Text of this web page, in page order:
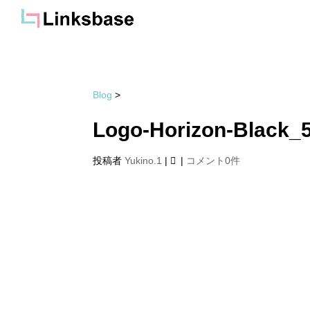
Blog >
Logo-Horizon-
投稿者Yukino.1 | | コメント0件